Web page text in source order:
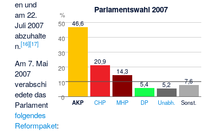
Parlamentswahl 2007
%
50
40
30
20
10
0
46,6
20,9
14,3
5,4
5,2 7,6
AKP CHP MHP DP Unabh. Sonst.
en und
am 22.
Juli 2007
abzuhalte
n.[16][17]
Am 7. Mai
2007
verabschi
edete das
Parlament
folgendes
Reformpaket: